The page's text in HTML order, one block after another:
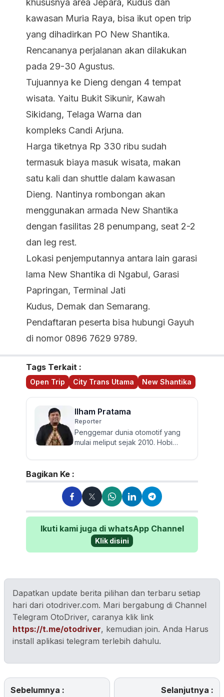
khususnya area Jepara, Kudus dan
kawasan Muria Raya, bisa ikut open trip
yang dihadirkan PO New Shantika.
Rencananya perjalanan akan dilakukan
pada 29-30 Agustus.
Tujuannya ke Dieng dengan 4 tempat
wisata. Yaitu Bukit Sikunir, Kawah
Sikidang, Telaga Warna dan
kompleks Candi Arjuna.
Harga tiketnya Rp 330 ribu sudah
termasuk biaya masuk wisata, makan
satu kali dan shuttle dalam kawasan
Dieng. Nantinya rombongan akan
menggunakan armada New Shantika
dengan fasilitas 28 penumpang, seat 2-2
dan leg rest.
Lokasi penjemputannya antara lain garasi
lama New Shantika di Ngabul, Garasi
Papringan, Terminal Jati
Kudus, Demak dan Semarang.
Pendaftaran peserta bisa hubungi Gayuh
di nomor 0896 7629 9789.
Tags Terkait :
Open Trip City Trans Utama New Shantika
Ilham Pratama
Reporter
Penggemar dunia otomotif yang
mulai meliput sejak 2010. Hobi
bersepeda. Pengguna
Bagikan Ke :
Ikuti kami juga di whatsApp Channel
Klik disini
Dapatkan update berita pilihan dan terbaru setiap
hari dari otodriver.com. Mari bergabung di Channel
Telegram OtoDriver, caranya klik link
https://t.me/otodriver, kemudian join. Anda Harus
install aplikasi telegram terlebih dahulu.
Sebelumnya :
Selanjutnya :